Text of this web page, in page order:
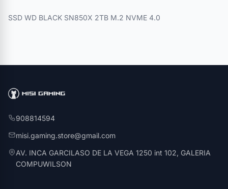
SSD WD BLACK SN850X 2TB M.2 NVME 4.0
908814594
misi.gaming.store@gmail.com
AV. INCA GARCILASO DE LA VEGA 1250 int 102, GALERIA
COMPUWILSON